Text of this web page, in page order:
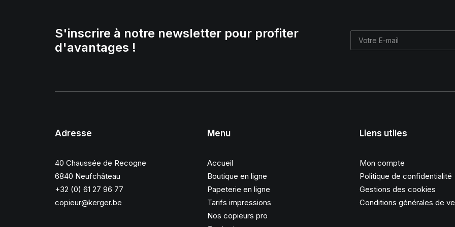
S'inscrire à notre newsletter pour profiter
d'avantages !
Adresse
40 Chaussée de Recogne
6840 Neufchâteau
+32 (0) 61 27 96 77
copieur@kerger.be
Menu
Accueil
Boutique en ligne
Papeterie en ligne
Tarifs impressions
Nos copieurs pro
Liens utiles
Mon compte
Politique de confidentialité
Gestions des cookies
Conditions générales de